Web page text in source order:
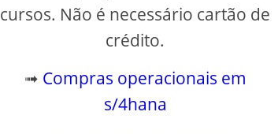
cursos. Não é necessário cartão de
crédito.
➟ Compras operacionais em
s/4hana